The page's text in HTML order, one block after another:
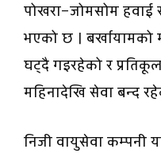
पोखरा–जोमसोम
भएको छ । बर्खायामको
घट्दै गइरहेको र
महिनादेखि सेवा बन्द
निजी वायुसेवा कम्पनी